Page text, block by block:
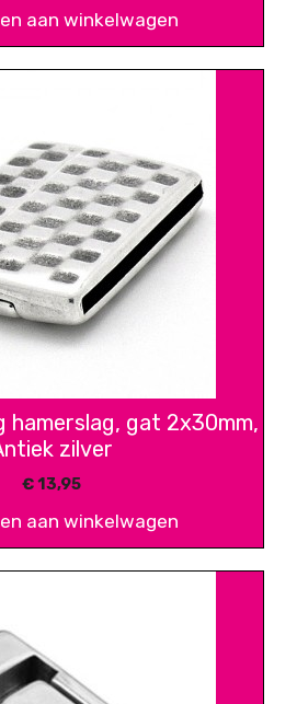
aan winkelwagen
hamerslag, gat 2x30mm,
zilver
€13,95
aan winkelwagen